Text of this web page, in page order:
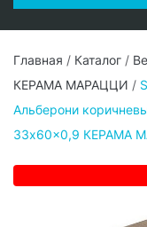
Главная / Каталог /
КЕРАМА МАРАЦЦИ /
Альберони
33x60x0,9 КЕРАМА